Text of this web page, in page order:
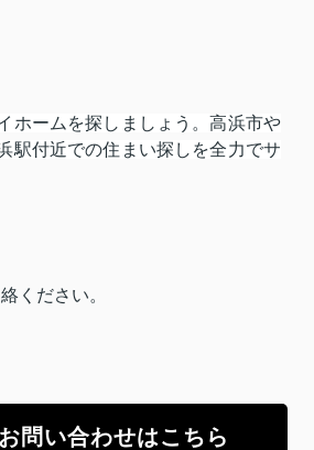
ホームを探しましょう。高浜市や
駅付近での住まい探しを全力でサ
ください。
問い合わせはこちら